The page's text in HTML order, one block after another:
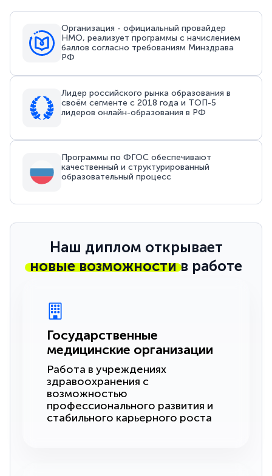
Организация - официальный провайдер
НМО, реализует программы с начислением
баллов согласно требованиям Минздрава
РФ
Лидер российского рынка образования в
своём сегменте с 2018 года и ТОП-5
лидеров онлайн-образования в РФ
Программы по ФГОС обеспечивают
качественный и структурированный
образовательный процесс
Наш диплом открывает
новые возможностив работе
Государственные
медицинские организации
Работа в учреждениях
здравоохранения с
возможностью
профессионального развития и
стабильного карьерного роста